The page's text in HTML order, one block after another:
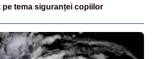
pe tema siguranței copiilor